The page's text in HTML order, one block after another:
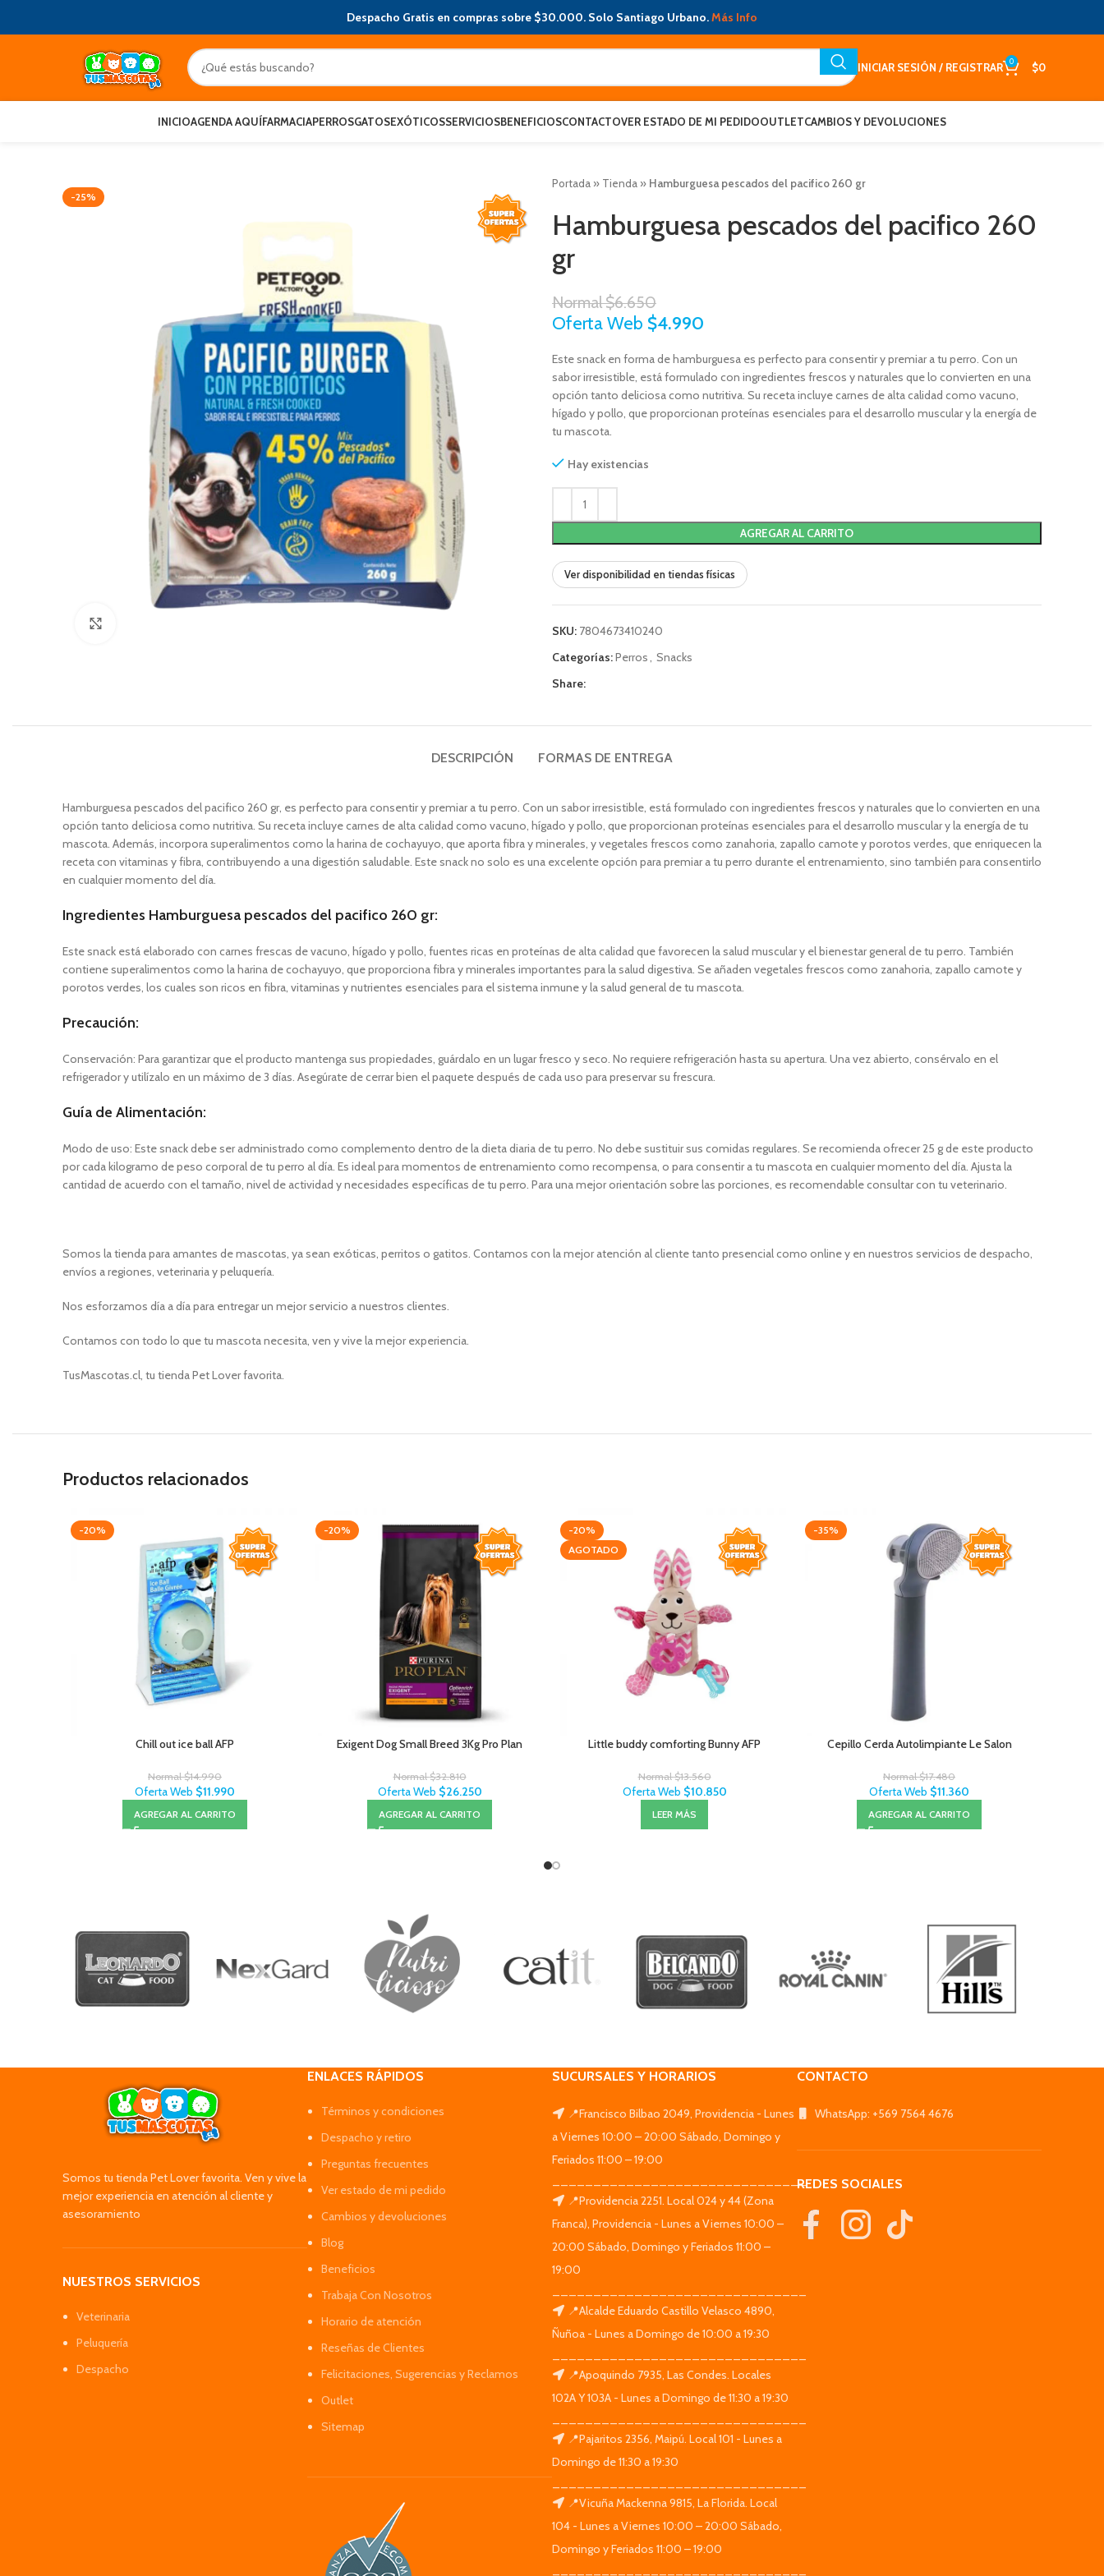
Despacho Gratis en compras sobre $30.000. Solo Santiago Urbano.Más Info
INICIAR SESIÓN / REGISTRAR 0 $0
INICIOAGENDA AQUÍFARMACIAPERROSGATOSEXÓTICOSSERVICIOSBENEFICIOSCONTACTOVER ESTADO DE MI PEDIDOOUTLETCAMBIOS Y DEVOLUCIONES
-25%
Portada » Tienda » Hamburguesa pescados del pacifico 260 gr
Hamburguesa pescados del pacifico 260
gr
Normal$6.650
Oferta Web $4.990
Este snack en forma de hamburguesa es perfecto para consentir y premiar a tu perro. Con un
sabor irresistible, está formulado con ingredientes frescos y naturales que lo convierten en una
opción tanto deliciosa como nutritiva. Su receta incluye carnes de alta calidad como vacuno,
hígado y pollo, que proporcionan proteínas esenciales para el desarrollo muscular y la energía de
tu mascota.
Hay existencias
AGREGAR AL CARRITO
Ver disponibilidad en tiendas físicas
SKU: 7804673410240
Categorías:Perros, Snacks
Share:
DESCRIPCIÓN FORMAS DE ENTREGA
Hamburguesa pescados del pacifico 260 gr, es perfecto para consentir y premiar a tu perro. Con un sabor irresistible, está formulado con ingredientes frescos y naturales que lo convierten en una
opción tanto deliciosa como nutritiva. Su receta incluye carnes de alta calidad como vacuno, hígado y pollo, que proporcionan proteínas esenciales para el desarrollo muscular y la energía de tu
mascota. Además, incorpora superalimentos como la harina de cochayuyo, que aporta fibra y minerales, y vegetales frescos como zanahoria, zapallo camote y porotos verdes, que enriquecen la
receta con vitaminas y fibra, contribuyendo a una digestión saludable. Este snack no solo es una excelente opción para premiar a tu perro durante el entrenamiento, sino también para consentirlo
en cualquier momento del día.
Ingredientes Hamburguesa pescados del pacifico 260 gr:
Este snack está elaborado con carnes frescas de vacuno, hígado y pollo, fuentes ricas en proteínas de alta calidad que favorecen la salud muscular y el bienestar general de tu perro. También
contiene superalimentos como la harina de cochayuyo, que proporciona fibra y minerales importantes para la salud digestiva. Se añaden vegetales frescos como zanahoria, zapallo camote y
porotos verdes, los cuales son ricos en fibra, vitaminas y nutrientes esenciales para el sistema inmune y la salud general de tu mascota.
Precaución:
Conservación: Para garantizar que el producto mantenga sus propiedades, guárdalo en un lugar fresco y seco. No requiere refrigeración hasta su apertura. Una vez abierto, consérvalo en el
refrigerador y utilízalo en un máximo de 3 días. Asegúrate de cerrar bien el paquete después de cada uso para preservar su frescura.
Guía de Alimentación:
Modo de uso: Este snack debe ser administrado como complemento dentro de la dieta diaria de tu perro. No debe sustituir sus comidas regulares. Se recomienda ofrecer 25 g de este producto
por cada kilogramo de peso corporal de tu perro al día. Es ideal para momentos de entrenamiento como recompensa, o para consentir a tu mascota en cualquier momento del día. Ajusta la
cantidad de acuerdo con el tamaño, nivel de actividad y necesidades específicas de tu perro. Para una mejor orientación sobre las porciones, es recomendable consultar con tu veterinario.
Somos la tienda para amantes de mascotas, ya sean exóticas, perritos o gatitos. Contamos con la mejor atención al cliente tanto presencial como online y en nuestros servicios de despacho,
envíos a regiones, veterinaria y peluquería.
Nos esforzamos día a día para entregar un mejor servicio a nuestros clientes.
Contamos con todo lo que tu mascota necesita, ven y vive la mejor experiencia.
TusMascotas.cl, tu tienda Pet Lover favorita.
Productos relacionados
-20%
Chill out ice ball AFP
Normal$14.990
Oferta Web $11.990
AGREGAR AL CARRITO
-20%
Exigent Dog Small Breed 3Kg Pro Plan
Normal$32.810
Oferta Web $26.250
AGREGAR AL CARRITO
-20%
AGOTADO
Little buddy comforting Bunny AFP
Normal$13.560
Oferta Web $10.850
LEER MÁS
-35%
Cepillo Cerda Autolimpiante Le Salon
Normal$17.480
Oferta Web $11.360
AGREGAR AL CARRITO
Somos tu tienda Pet Lover favorita. Ven y vive la
mejor experiencia en atención al cliente y
asesoramiento
NUESTROS SERVICIOS
Veterinaria
Peluquería
Despacho
ENLACES RÁPIDOS
Términos y condiciones
Despacho y retiro
Preguntas frecuentes
Ver estado de mi pedido
Cambios y devoluciones
Blog
Beneficios
Trabaja Con Nosotros
Horario de atención
Reseñas de Clientes
Felicitaciones, Sugerencias y Reclamos
Outlet
Sitemap
SUCURSALES Y HORARIOS
📍Francisco Bilbao 2049, Providencia - Lunes
a Viernes 10:00 – 20:00 Sábado, Domingo y
Feriados 11:00 – 19:00
_______________________________
📍Providencia 2251. Local 024 y 44 (Zona
Franca), Providencia - Lunes a Viernes 10:00 –
20:00 Sábado, Domingo y Feriados 11:00 –
19:00
📍Alcalde Eduardo Castillo Velasco 4890,
Ñuñoa - Lunes a Domingo de 10:00 a 19:30
📍Apoquindo 7935, Las Condes. Locales
102A Y 103A - Lunes a Domingo de 11:30 a 19:30
📍Pajaritos 2356, Maipú. Local 101 - Lunes a
Domingo de 11:30 a 19:30
📍Vicuña Mackenna 9815, La Florida. Local
104 - Lunes a Viernes 10:00 – 20:00 Sábado,
Domingo y Feriados 11:00 – 19:00
CONTACTO
WhatsApp: +569 7564 4676
REDES SOCIALES